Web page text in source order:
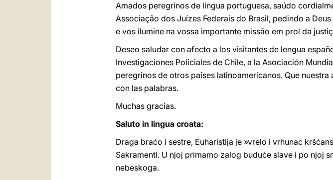
Amados peregrinos de língua portuguesa, saúdo
Associação dos Juízes Federais do Brasil, pedindo a
e vos ilumine na vossa importante missão em prol da
Deseo saludar con afecto a los visitantes de lengua
Investigaciones Policiales de Chile, a la Asociación
peregrinos de otros países latinoamericanos. Que
con las palabras.
Muchas gracias.
Saluto in lingua croata:
Draga braćo i sestre, Euharistija je »vrelo i vrhunac
Sakramenti. U njoj primamo zalog buduće slave i po njoj
nebeskoga.